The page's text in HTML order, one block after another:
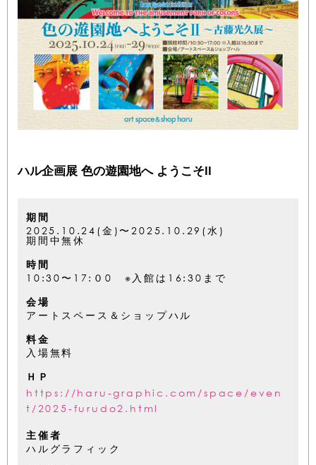
ハル企画展 色の遊園地へ ようこそII
期間
2025.10.24(金)〜2025.10.29(水)
期間中無休
時間
10:30〜17:０0 ※入館は16:30まで
会場
アートスペース＆ショップハル
料金
入場無料
ＨＰ
https://haru-graphic.com/space/even
t/2025-furudo2.html
主催者
ハルグラフィック